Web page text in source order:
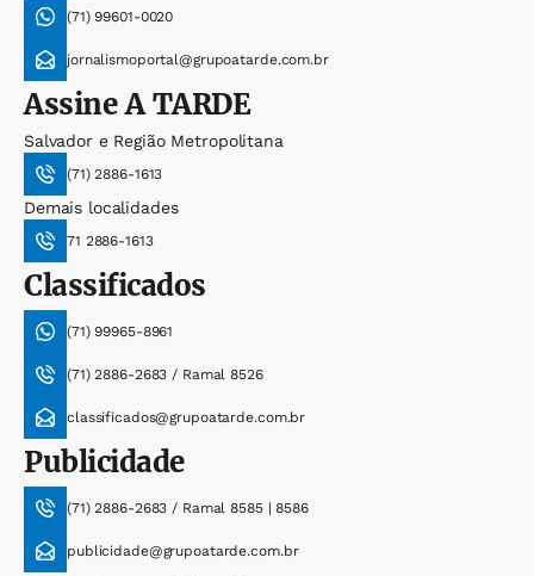
(71) 99601-0020
jornalismoportal@grupoatarde.com.br
AssineA TARDE
Salvador e Região Metropolitana
(71) 2886-1613
Demais localidades
71 2886-1613
Classificados
(71) 99965-8961
(71) 2886-2683 / Ramal 8526
classificados@grupoatarde.com.br
Publicidade
(71) 2886-2683 / Ramal 8585 | 8586
publicidade@grupoatarde.com.br